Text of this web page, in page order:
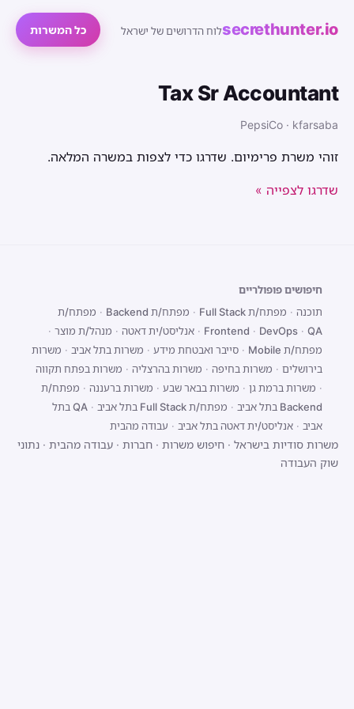
secrethunter.ioלוח הדרושים של ישראל כל המשרות
Tax Sr Accountant
PepsiCo · kfarsaba
זוהי משרת פרימיום. שדרגו כדי לצפות במשרה המלאה.
שדרגו לצפייה »
חיפושים פופולריים
תוכנה · מפתח/ת Full Stack · מפתח/ת Backend · מפתח/ת
Frontend · DevOps · QA
· אנליסט/ית דאטה · מנהל/ת מוצר ·
מפתח/ת Mobile
· סייבר ואבטחת מידע · משרות בתל אביב · משרות
בירושלים · משרות בחיפה · משרות בהרצליה · משרות בפתח תקווה
· משרות ברמת גן · משרות בבאר שבע · משרות ברעננה · מפתח/ת
Backend בתל אביב
· מפתח/ת Full Stack בתל אביב ·
QA בתל
אביב · אנליסט/ית דאטה בתל אביב · עבודה מהבית
משרות סודיות בישראל · חיפוש משרות · חברות · עבודה מהבית · נתוני
שוק העבודה